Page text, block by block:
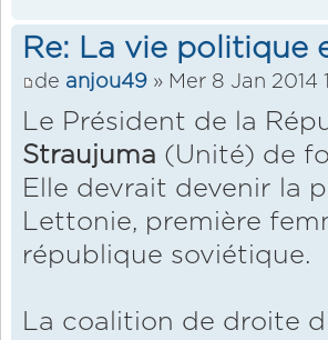
Re: La vie politique
de anjou49 » Mer 8 Jan 2014
Le Président de la
Straujuma (Unité) de
Elle devrait devenir la
Lettonie, première
république soviétique.
La coalition de droite